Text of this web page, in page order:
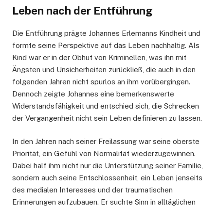
Leben nach der Entführung
Die Entführung prägte Johannes Erlemanns Kindheit und
formte seine Perspektive auf das Leben nachhaltig. Als
Kind war er in der Obhut von Kriminellen, was ihn mit
Ängsten und Unsicherheiten zurückließ, die auch in den
folgenden Jahren nicht spurlos an ihm vorübergingen.
Dennoch zeigte Johannes eine bemerkenswerte
Widerstandsfähigkeit und entschied sich, die Schrecken
der Vergangenheit nicht sein Leben definieren zu lassen.
In den Jahren nach seiner Freilassung war seine oberste
Priorität, ein Gefühl von Normalität wiederzugewinnen.
Dabei half ihm nicht nur die Unterstützung seiner Familie,
sondern auch seine Entschlossenheit, ein Leben jenseits
des medialen Interesses und der traumatischen
Erinnerungen aufzubauen. Er suchte Sinn in alltäglichen